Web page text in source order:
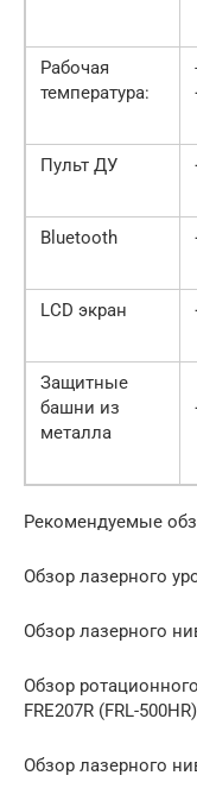
Рабочая
температура:
Пульт ДУ
Bluetooth
LCD экран
Защитные
башни из
металла
Рекомендуемые
Обзор лазерного
Обзор лазерного
Обзор
FRE207R (FRL-500HR)
Обзор лазерного